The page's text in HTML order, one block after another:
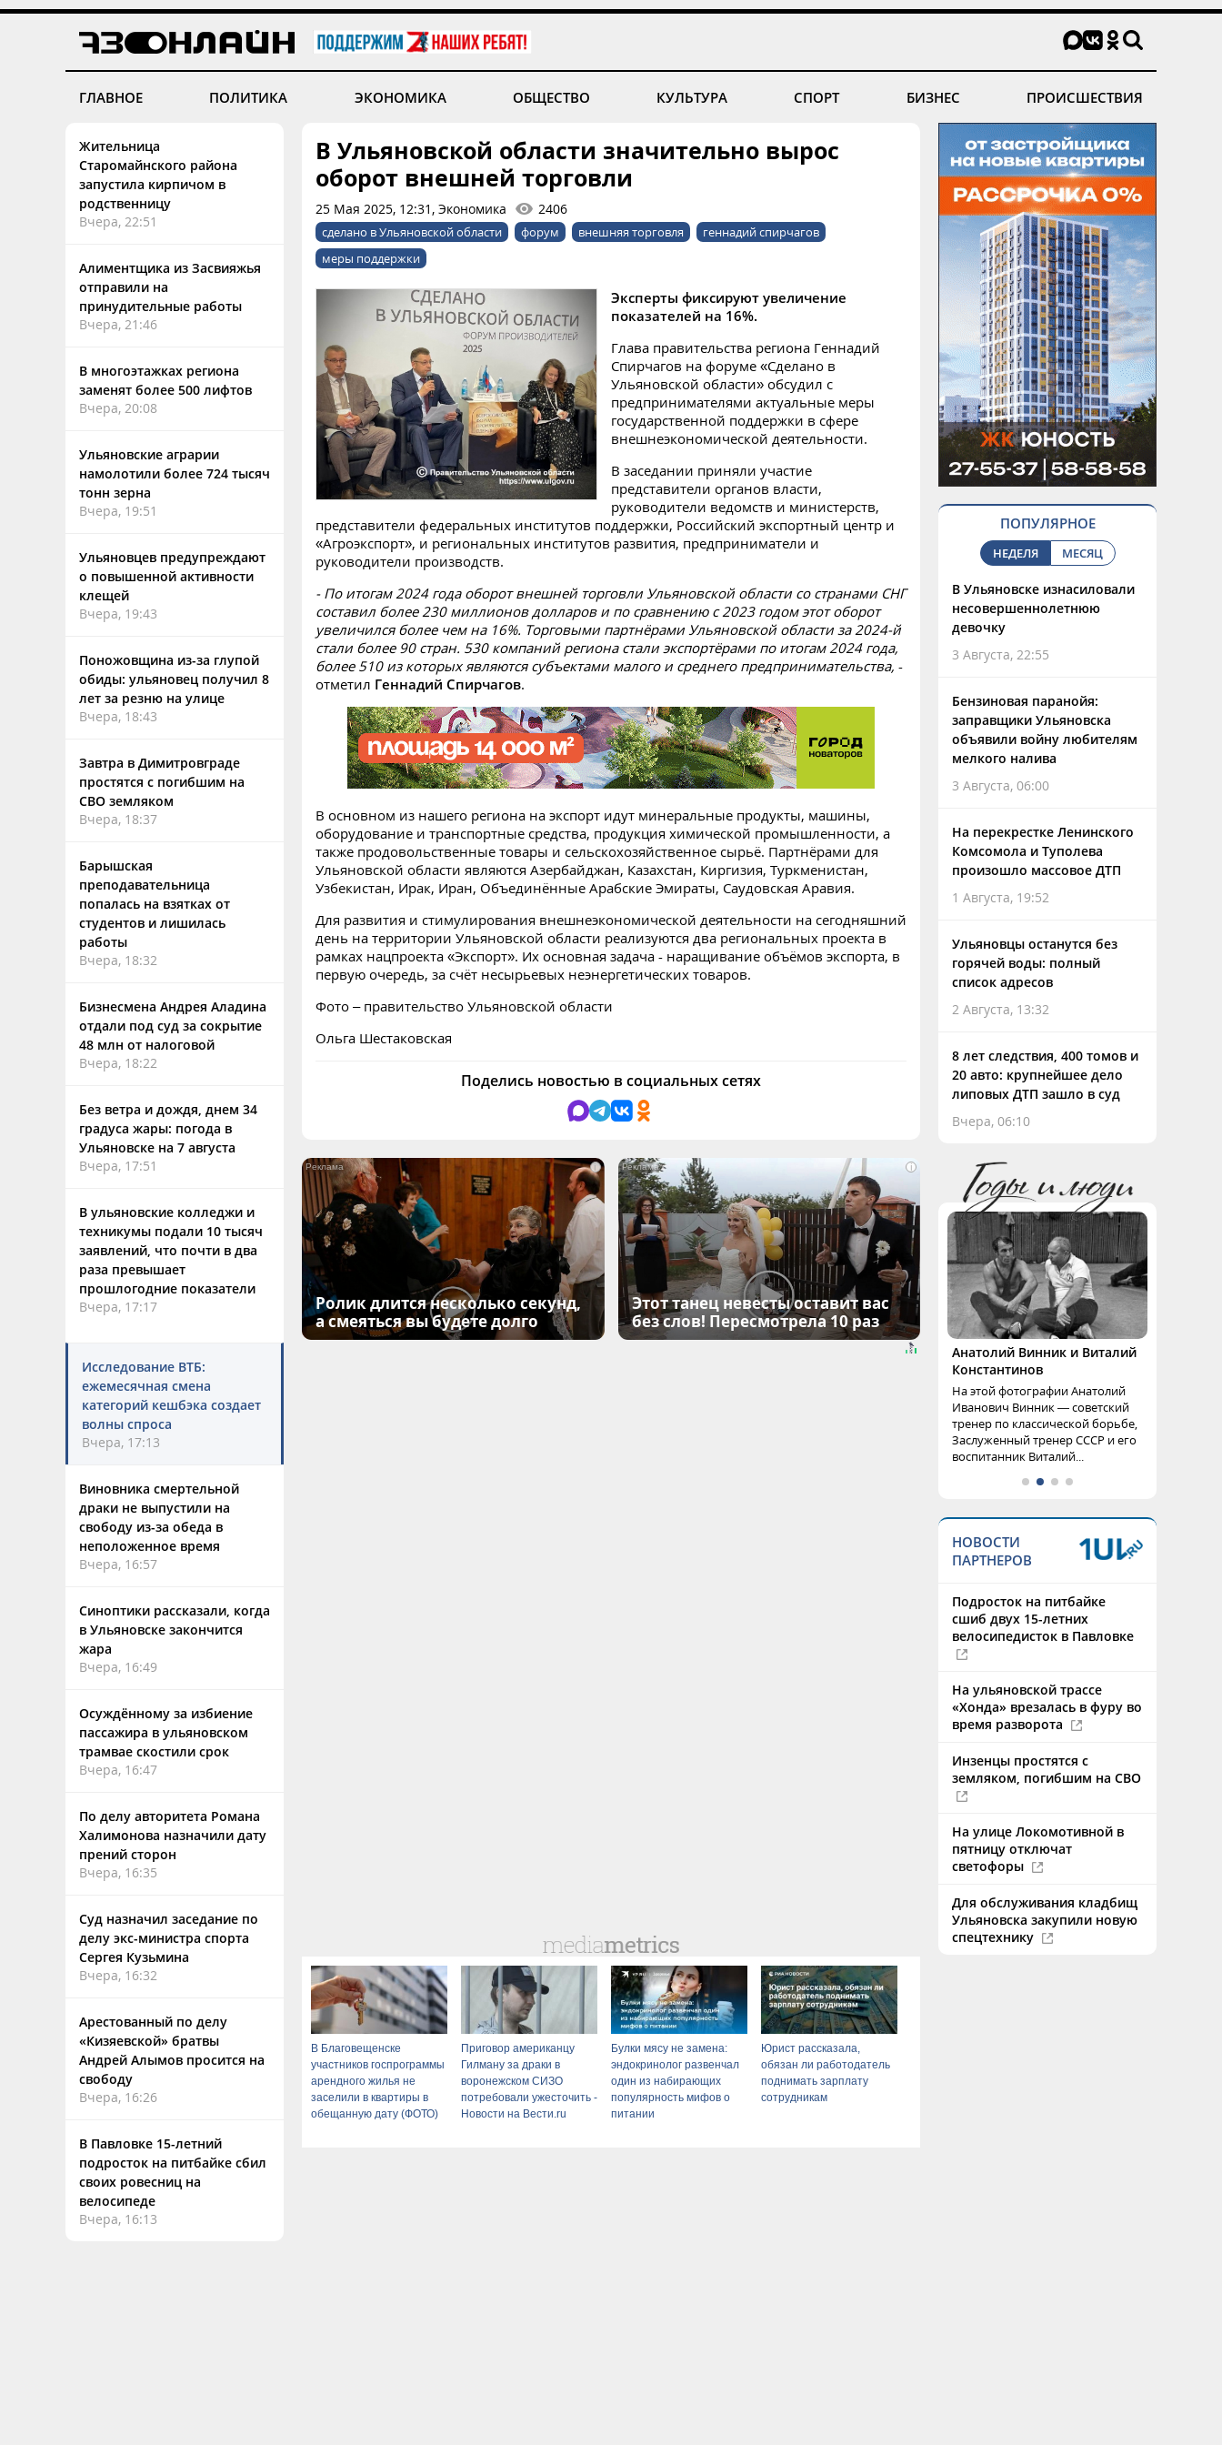
ГЛАВНОЕ ПОЛИТИКА ЭКОНОМИКА ОБЩЕСТВО КУЛЬТУРА СПОРТ БИЗНЕС ПРОИСШЕСТВИЯ
Жительница
Старомайнского района
запустила кирпичом в
родственницу
Вчера, 22:51
Алиментщика из Засвияжья
отправили на
принудительные работы
Вчера, 21:46
В многоэтажках региона
заменят более 500 лифтов
Вчера, 20:08
Ульяновские аграрии
намолотили более 724 тысяч
тонн зерна
Вчера, 19:51
Ульяновцев предупреждают
о повышенной активности
клещей
Вчера, 19:43
Поножовщина из-за глупой
обиды: ульяновец получил 8
лет за резню на улице
Вчера, 18:43
Завтра в Димитровграде
простятся с погибшим на
СВО земляком
Вчера, 18:37
Барышская
преподавательница
попалась на взятках от
студентов и лишилась
работы
Вчера, 18:32
Бизнесмена Андрея Аладина
отдали под суд за сокрытие
48 млн от налоговой
Вчера, 18:22
Без ветра и дождя, днем 34
градуса жары: погода в
Ульяновске на 7 августа
Вчера, 17:51
В ульяновские колледжи и
техникумы подали 10 тысяч
заявлений, что почти в два
раза превышает
прошлогодние показатели
Вчера, 17:17
Исследование ВТБ:
ежемесячная смена
категорий кешбэка создает
волны спроса
Вчера, 17:13
Виновника смертельной
драки не выпустили на
свободу из-за обеда в
неположенное время
Вчера, 16:57
Синоптики рассказали, когда
в Ульяновске закончится
жара
Вчера, 16:49
Осуждённому за избиение
пассажира в ульяновском
трамвае скостили срок
Вчера, 16:47
По делу авторитета Романа
Халимонова назначили дату
прений сторон
Вчера, 16:35
Суд назначил заседание по
делу экс-министра спорта
Сергея Кузьмина
Вчера, 16:32
Арестованный по делу
«Кизяевской» братвы
Андрей Алымов просится на
свободу
Вчера, 16:26
В Павловке 15-летний
подросток на питбайке сбил
своих ровесниц на
велосипеде
Вчера, 16:13
В Ульяновской области значительно вырос
оборот внешней торговли
25 Мая 2025, 12:31, Экономика 2406
сделано в Ульяновской области форум внешняя торговля
геннадий спирчагов
меры поддержки
Эксперты фиксируют увеличение
показателей на 16%.
Глава правительства региона Геннадий
Спирчагов на форуме «Сделано в
Ульяновской области» обсудил с
предпринимателями актуальные меры
государственной поддержки в сфере
внешнеэкономической деятельности.
В заседании приняли участие
представители органов власти,
руководители ведомств и министерств,
представители федеральных институтов поддержки, Российский экспортный центр и
«Агроэкспорт», и региональных институтов развития, предприниматели и
руководители производств.
- По итогам 2024 года оборот внешней торговли Ульяновской области со странами СНГ
составил более 230 миллионов долларов и по сравнению с 2023 годом этот оборот
увеличился более чем на 16%. Торговыми партнёрами Ульяновской области за 2024-й
стали более 90 стран. 530 компаний региона стали экспортёрами по итогам 2024 года,
более 510 из которых являются субъектами малого и среднего предпринимательства, -
отметил Геннадий Спирчагов.
В основном из нашего региона на экспорт идут минеральные продукты, машины,
оборудование и транспортные средства, продукция химической промышленности, а
также продовольственные товары и сельскохозяйственное сырьё. Партнёрами для
Ульяновской области являются Азербайджан, Казахстан, Киргизия, Туркменистан,
Узбекистан, Ирак, Иран, Объединённые Арабские Эмираты, Саудовская Аравия.
Для развития и стимулирования внешнеэкономической деятельности на сегодняшний
день на территории Ульяновской области реализуются два региональных проекта в
рамках нацпроекта «Экспорт». Их основная задача - наращивание объёмов экспорта, в
первую очередь, за счёт несырьевых неэнергетических товаров.
Фото – правительство Ульяновской области
Ольга Шестаковская
Поделись новостью в социальных сетях
i
Ролик длится несколько секунд,
а смеяться вы будете долго
i
Этот танец невесты оставит вас
без слов! Пересмотрела 10 раз
В Благовещенске
участников госпрограммы
арендного жилья не
заселили в квартиры в
обещанную дату (ФОТО)
Приговор американцу
Гилману за драки в
воронежском СИЗО
потребовали ужесточить -
Новости на Вести.ru
Булки мясу не замена:
эндокринолог развенчал
один из набирающих
популярность мифов о
питании
Юрист рассказала,
обязан ли работодатель
поднимать зарплату
сотрудникам
ПОПУЛЯРНОЕ
НЕДЕЛЯ МЕСЯЦ
В Ульяновске изнасиловали
несовершеннолетнюю
девочку
3 Августа, 22:55
Бензиновая паранойя:
заправщики Ульяновска
объявили войну любителям
мелкого налива
3 Августа, 06:00
На перекрестке Ленинского
Комсомола и Туполева
произошло массовое ДТП
1 Августа, 19:52
Ульяновцы останутся без
горячей воды: полный
список адресов
2 Августа, 13:32
8 лет следствия, 400 томов и
20 авто: крупнейшее дело
липовых ДТП зашло в суд
Вчера, 06:10
Анатолий Винник и Виталий
Константинов
На этой фотографии Анатолий
Иванович Винник — советский
тренер по классической борьбе,
Заслуженный тренер СССР и его
воспитанник Виталий...
НОВОСТИ
ПАРТНЕРОВ
Подросток на питбайке
сшиб двух 15-летних
велосипедисток в Павловке
На ульяновской трассе
«Хонда» врезалась в фуру во
время разворота
Инзенцы простятся с
земляком, погибшим на СВО
На улице Локомотивной в
пятницу отключат
светофоры
Для обслуживания кладбищ
Ульяновска закупили новую
спецтехнику